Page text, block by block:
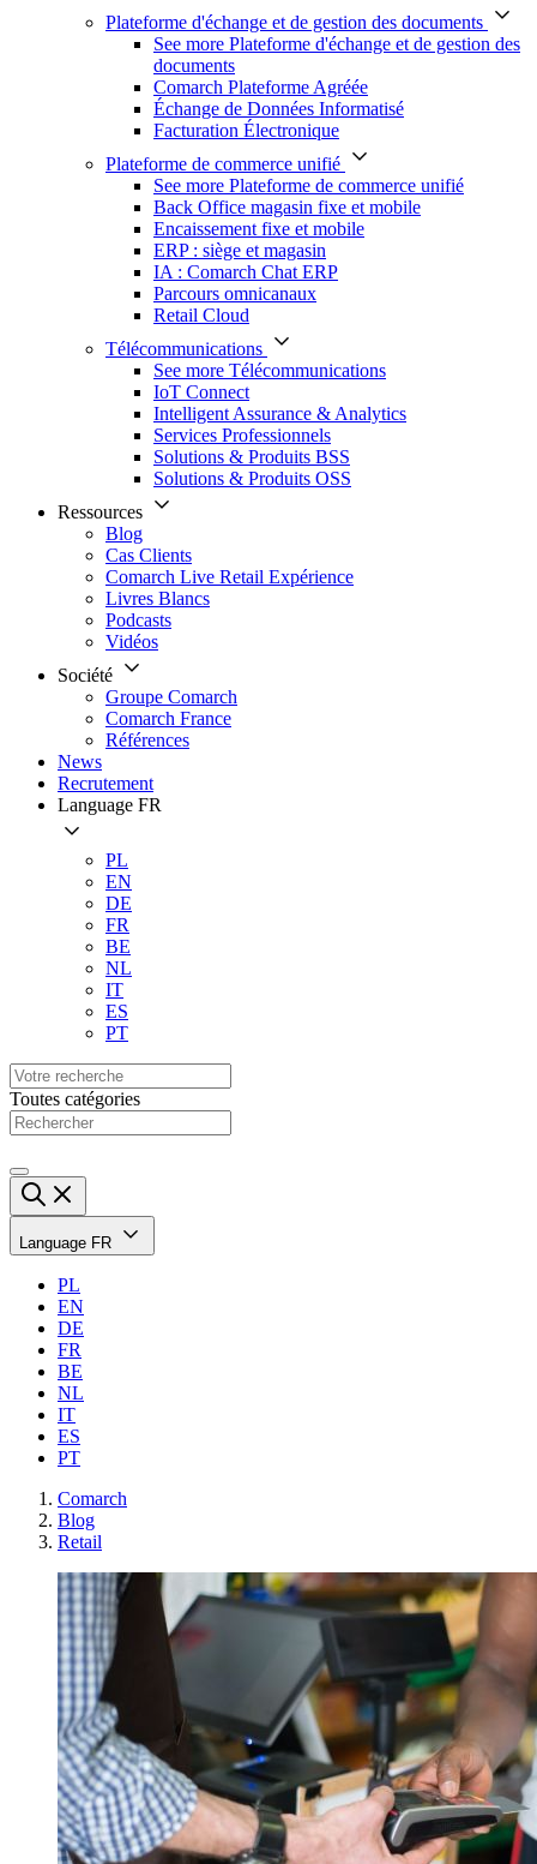
Plateforme d'échange et de gestion des documents
See more Plateforme d'échange et de gestion des
documents
Comarch Plateforme Agréée
Échange de Données Informatisé
Facturation Électronique
Plateforme de commerce unifié
See more Plateforme de commerce unifié
Back Office magasin fixe et mobile
Encaissement fixe et mobile
ERP : siège et magasin
IA : Comarch Chat ERP
Parcours omnicanaux
Retail Cloud
Télécommunications
See more Télécommunications
IoT Connect
Intelligent Assurance & Analytics
Services Professionnels
Solutions & Produits BSS
Solutions & Produits OSS
Ressources
Blog
Cas Clients
Comarch Live Retail Expérience
Livres Blancs
Podcasts
Vidéos
Société
Groupe Comarch
Comarch France
Références
News
Recrutement
Language FR
PL
EN
DE
FR
BE
NL
IT
ES
PT
Toutes catégories
Language FR
PL
EN
DE
FR
BE
NL
IT
ES
PT
Comarch
Blog
Retail